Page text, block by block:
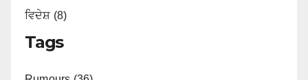
ਵਿਦੇਸ਼ (8)
Tags